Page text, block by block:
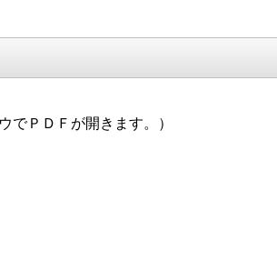
でＰＤＦが開きます。）